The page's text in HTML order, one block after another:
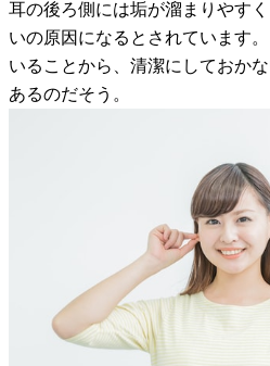
耳の後ろ側には垢が溜まりやす
いの原因になるとされています
いることから、清潔にしておか
あるのだそう。